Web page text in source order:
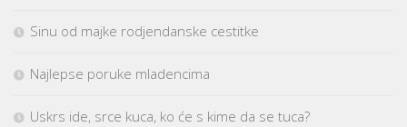
Sinu od majke rodjendanske cestitke
Najlepse poruke mladencima
Uskrs ide, srce kuca, ko će s kime da se tuca?